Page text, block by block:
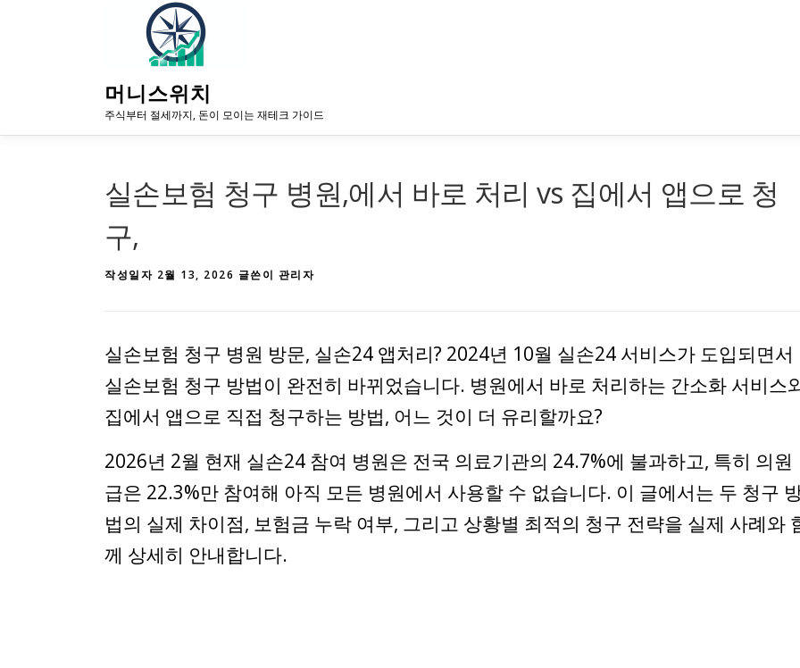
가
머니스위치
주식부터 절세까지, 돈이 모이는 재테크 가이드
실손보험 청구 병원,에서 바로 처리 vs 집에서 앱으로 청
구,
작성일자 2월 13, 2026 글쓴이 관리자
실손보험 청구 병원 방문, 실손24 앱처리? 2024년 10월 실손24 서비스가 도입되면서
실손보험 청구 방법이 완전히 바뀌었습니다. 병원에서 바로 처리하는 간소화 서비스
집에서 앱으로 직접 청구하는 방법, 어느 것이 더 유리할까요?
2026년 2월 현재 실손24 참여 병원은 전국 의료기관의 24.7%에 불과하고, 특히 의원
급은 22.3%만 참여해 아직 모든 병원에서 사용할 수 없습니다. 이 글에서는 두 청구
법의 실제 차이점, 보험금 누락 여부, 그리고 상황별 최적의 청구 전략을 실제 사례와
께 상세히 안내합니다.